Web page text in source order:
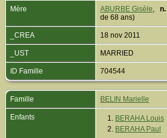
Mère ABURBE Gisèle, n.
de 68 ans)
_CREA 18 nov 2011
_UST MARRIED
ID Famille 704544
Famille BELIN Marielle
Enfants 1. BERAHA Louis
2. BERAHA Paul